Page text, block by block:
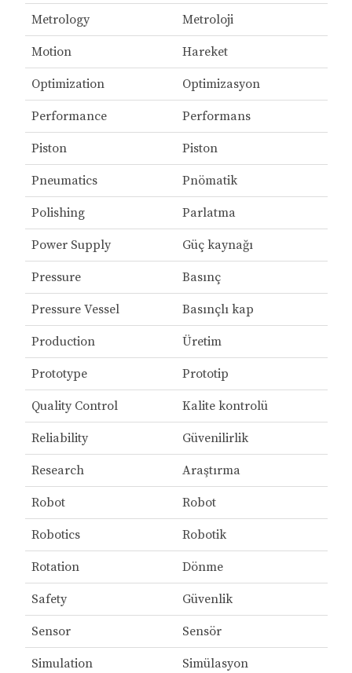
Metrology Metroloji
Motion Hareket
Optimization Optimizasyon
Performance Performans
Piston Piston
Pneumatics Pnömatik
Polishing Parlatma
Power Supply Güç kaynağı
Pressure Basınç
Pressure Vessel Basınçlı kap
Production Üretim
Prototype Prototip
Quality Control Kalite kontrolü
Reliability Güvenilirlik
Research Araştırma
Robot Robot
Robotics Robotik
Rotation Dönme
Safety Güvenlik
Sensor Sensör
Simulation Simülasyon